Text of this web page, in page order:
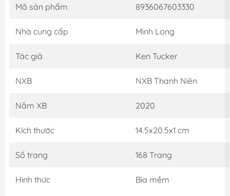
Mã sản phẩm 8936067603330
Nhà cung cấp Minh Long
Tác giả Ken Tucker
NXB NXB Thanh Niên
Năm XB 2020
Kích thước 14.5x20.5x1 cm
Số trang 168 Trang
Hình thức Bìa mềm